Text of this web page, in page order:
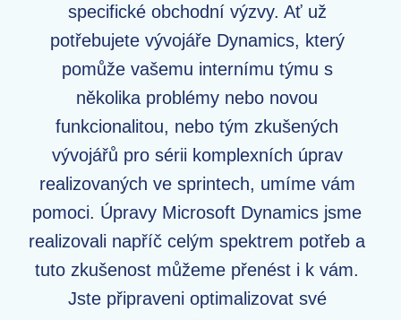
specifické obchodní výzvy. Ať už
potřebujete vývojáře Dynamics, který
pomůže vašemu internímu týmu s
několika problémy nebo novou
funkcionalitou, nebo tým zkušených
vývojářů pro sérii komplexních úprav
realizovaných ve sprintech, umíme vám
pomoci. Úpravy Microsoft Dynamics jsme
realizovali napříč celým spektrem potřeb a
tuto zkušenost můžeme přenést i k vám.
Jste připraveni optimalizovat své